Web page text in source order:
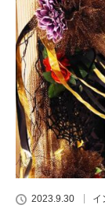
2023.9.30 イ